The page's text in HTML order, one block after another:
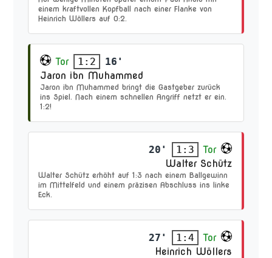
einem kraftvollen Kopfball nach einer Flanke von
Heinrich Wöllers auf 0:2.
Tor 1:2
16'
Jaron ibn Muhammed
Jaron ibn Muhammed bringt die Gastgeber zurück
ins Spiel. Nach einem schnellen Angriff netzt er ein.
1:2!
20' 1:3
Tor
Walter Schütz
Walter Schütz erhöht auf 1:3 nach einem Ballgewinn
im Mittelfeld und einem präzisen Abschluss ins linke
Eck.
27' 1:4
Tor
Heinrich Wöllers